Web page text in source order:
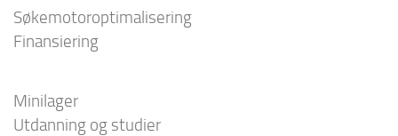
Søkemotoroptimalisering
Finansiering
Minilager
Utdanning og studier